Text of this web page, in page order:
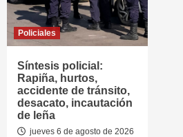
Policiales
Síntesis policial:
Rapiña, hurtos,
accidente de tránsito,
desacato, incautación
de leña
jueves 6 de agosto de 2026